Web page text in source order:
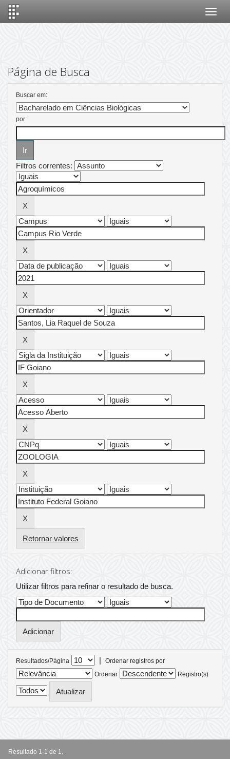
Página de Busca
Buscar em:
por
Filtros correntes:
Retornar valores
Adicionar filtros:
Utilizar filtros para refinar o resultado de busca.
Resultados/Página |
Ordenar registros por
Ordenar
Registro(s)
Resultado 1-1 de 1.